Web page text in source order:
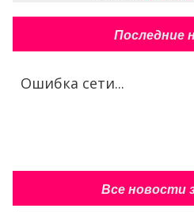
Последние
Ошибка сети...
Все новости